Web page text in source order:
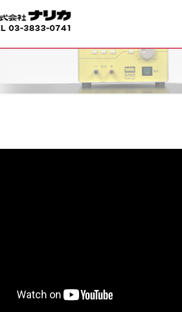
物連鎖シミュレーター